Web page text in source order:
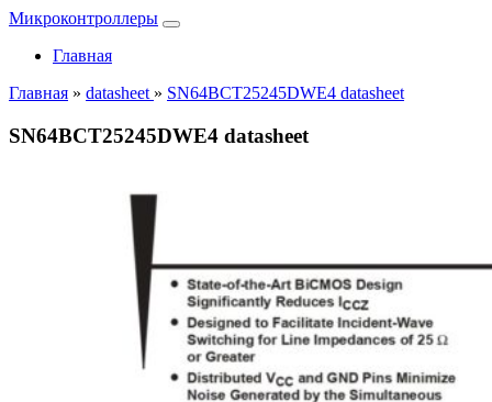
Микроконтроллеры
Главная
Главная » datasheet » SN64BCT25245DWE4 datasheet
SN64BCT25245DWE4 datasheet